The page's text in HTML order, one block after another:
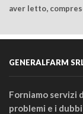
aver letto,
GENERALFARM
Forniamo servizi
problemi e i